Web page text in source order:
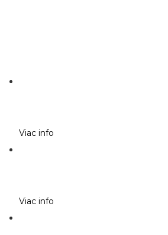
Viac info
Viac info